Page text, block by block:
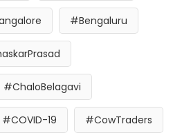
#Bengaluru
#ChaloBelagavi
#COVID-19 #CowTraders